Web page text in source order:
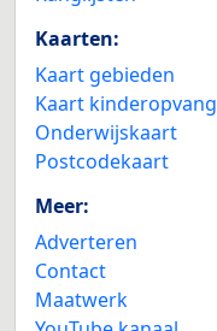
Kaarten:
Kaart gebieden
Kaart kinderopvang
Onderwijskaart
Postcodekaart
Meer:
Adverteren
Contact
Maatwerk